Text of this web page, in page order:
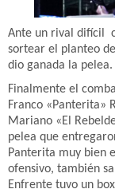
Ante un rival difícil
sortear el planteo
dio ganada la pelea.
Finalmente el
Franco «Panterita»
Mariano «El
pelea que
Panterita muy bien
ofensivo, también
Enfrente tuvo un